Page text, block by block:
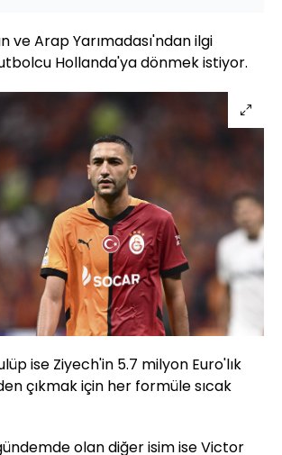
ve Arap Yarımadası'ndan ilgi
Hollanda'ya dönmek istiyor.
ise Ziyech'in 5.7 milyon Euro'lık
çıkmak için her formüle sıcak
olan diğer isim ise Victor